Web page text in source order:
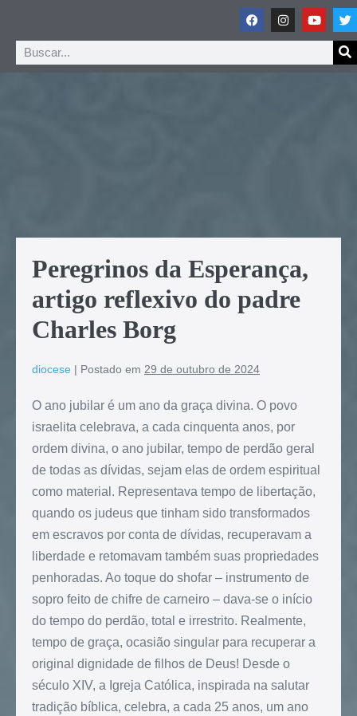
Peregrinos da Esperança,
artigo reflexivo do padre
Charles Borg
diocese | Postado em 29 de outubro de 2024
O ano jubilar é um ano da graça divina. O povo
israelita celebrava, a cada cinquenta anos, por
ordem divina, o ano jubilar, tempo de perdão geral
de todas as dívidas, sejam elas de ordem espiritual
como material. Representava tempo de libertação,
quando os judeus que tinham sido transformados
em escravos por conta de dívidas, recuperavam a
liberdade e retomavam também suas propriedades
penhoradas. Ao toque do shofar – instrumento de
sopro feito de chifre de carneiro – dava-se o início
do tempo do perdão, total e irrestrito. Realmente,
tempo de graça, ocasião singular para recuperar a
original dignidade de filhos de Deus! Desde o
século XIV, a Igreja Católica, inspirada na salutar
tradição bíblica, celebra, a cada 25 anos, um ano